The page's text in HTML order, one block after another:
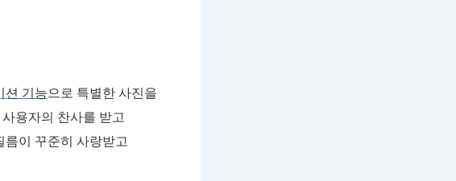
션 기능으로 특별한 사진을
용자의 찬사를 받고
이 꾸준히 사랑받고